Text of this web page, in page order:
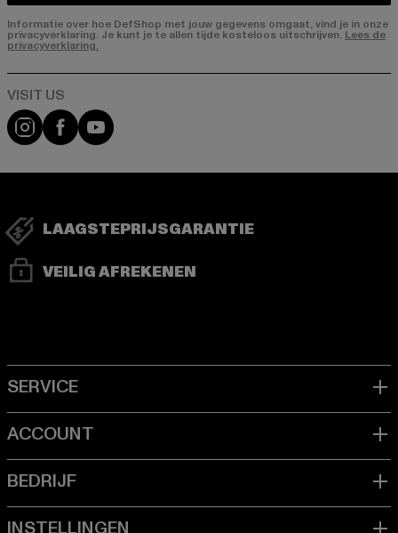
Informatie over hoe DefShop met jouw gegevens omgaat, vind je in onze
privacyverklaring. Je kunt je te allen tijde kosteloos uitschrijven. Lees de
privacyverklaring.
Visit our Instagram page:
Visit our Facebook page:
Visit our YouTube channel:
LAAGSTEPRIJSGARANTIE
VEILIG AFREKENEN